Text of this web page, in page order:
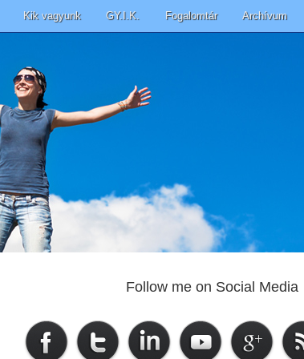
Kik vagyunk GY.I.K. Fogalomtár Archívum
Follow me on Social Media